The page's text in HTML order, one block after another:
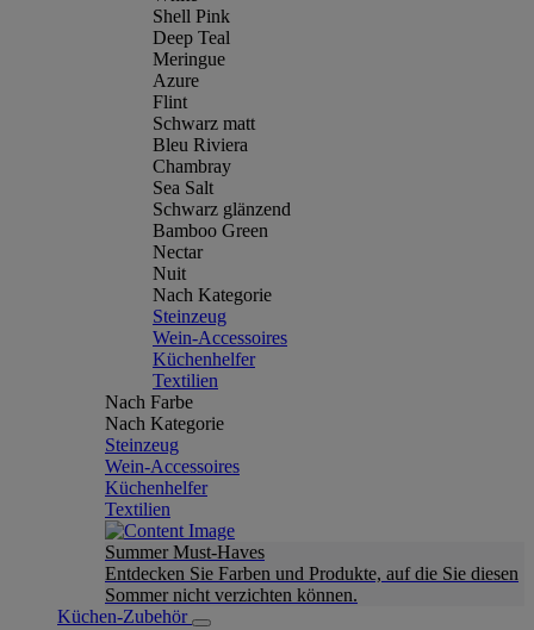
Shell Pink
Deep Teal
Meringue
Azure
Flint
Schwarz matt
Bleu Riviera
Chambray
Sea Salt
Schwarz glänzend
Bamboo Green
Nectar
Nuit
Nach Kategorie
Steinzeug
Wein-Accessoires
Küchenhelfer
Textilien
Nach Farbe
Nach Kategorie
Steinzeug
Wein-Accessoires
Küchenhelfer
Textilien
Summer Must-Haves
Entdecken Sie Farben und Produkte, auf die Sie diesen
Sommer nicht verzichten können.
Küchen-Zubehör